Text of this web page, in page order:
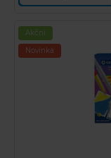
Akční
Novinka